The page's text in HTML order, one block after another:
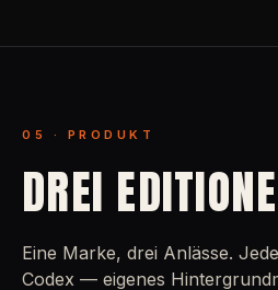
05 · PRODUKT
DREI
Eine Marke, drei Anlässe.
Codex — eigenes